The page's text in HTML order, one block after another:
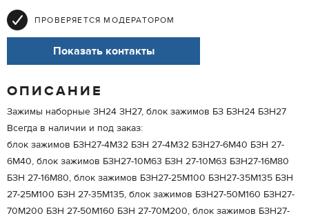
ПРОВЕРЯЕТСЯ МОДЕРАТОРОМ
Показать контакты
ОПИСАНИЕ
Зажимы наборные ЗН24 ЗН27, блок зажимов БЗ БЗН24 БЗН27
Всегда в наличии и под заказ:
блок зажимов БЗН27-4М32 БЗН 27-4М32 БЗН27-6М40 БЗН 27-
6М40, блок зажимов БЗН27-10М63 БЗН 27-10М63 БЗН27-16М80
БЗН 27-16М80, блок зажимов БЗН27-25М100 БЗН27-35М135 БЗН
27-25М100 БЗН 27-35М135, блок зажимов БЗН27-50М160 БЗН27-
70М200 БЗН 27-50М160 БЗН 27-70М200, блок зажимов БЗН27-